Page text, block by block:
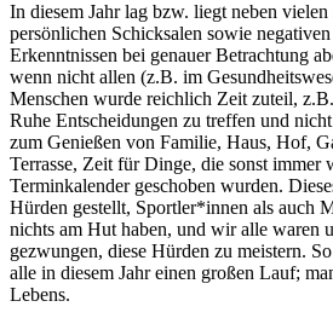
In diesem Jahr lag bzw. liegt neben
persönlichen Schicksalen sowie
Erkenntnissen bei genauer Betrachtung
wenn nicht allen (z.B. im
Menschen wurde reichlich Zeit zuteil,
Ruhe Entscheidungen zu treffen und
zum Genießen von Familie, Haus, Hof,
Terrasse, Zeit für Dinge, die sonst immer
Terminkalender geschoben wurden.
Hürden gestellt, Sportler*innen als auch
nichts am Hut haben, und wir alle waren
gezwungen, diese Hürden zu meistern.
alle in diesem Jahr einen großen Lauf;
Lebens.